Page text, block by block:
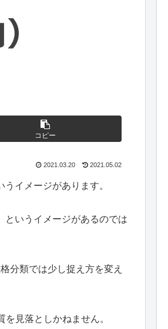
コピー
2021.03.20 2021.05.02
イメージがあります。
というイメージがあるのでは
分類では少し捉え方を変え
見落としかねません。